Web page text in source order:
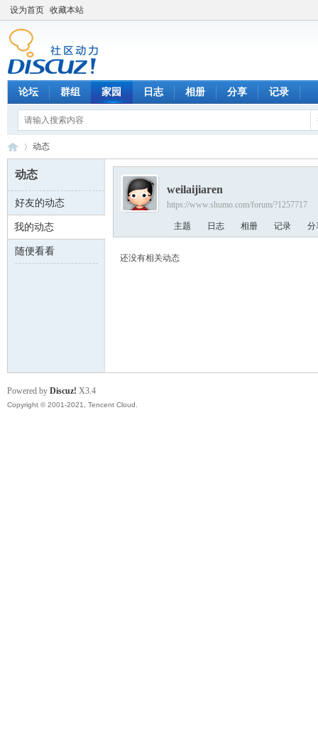
设为首页 收藏本站
论坛 群组 家园 日志 相册 分享 记录
数 ›
动态
动态
好友的动态
我的动态
随便看看
weilaijiaren
https://www.shumo.com/forum/?1257717
主题 日志 相册 记录 分
还没有相关动态
Powered by Discuz! X3.4
Copyright © 2001-2021, Tencent Cloud.